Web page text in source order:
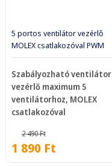
5 portos ventilátor vezérlő
MOLEX csatlakozóval PWM
Szabályozható ventilátor
vezérlő maximum 5
ventilátorhoz, MOLEX
csatlakozóval
2 490Ft
1 890 Ft